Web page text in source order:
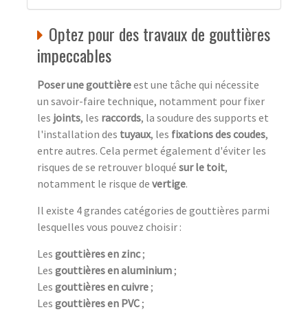
Optez pour des travaux de gouttières
impeccables
Poser une gouttièreest une tâche qui nécessite
un savoir-faire technique, notamment pour fixer
les joints, les raccords, la soudure des supports et
l'installation des tuyaux, les fixations des coudes,
entre autres. Cela permet également d'éviter les
risques de se retrouver bloqué sur le toit,
notamment le risque de vertige.
Il existe 4 grandes catégories de gouttières parmi
lesquelles vous pouvez choisir :
Les gouttières en zinc;
Les gouttières en aluminium;
Les gouttières en cuivre;
Les gouttières en PVC;